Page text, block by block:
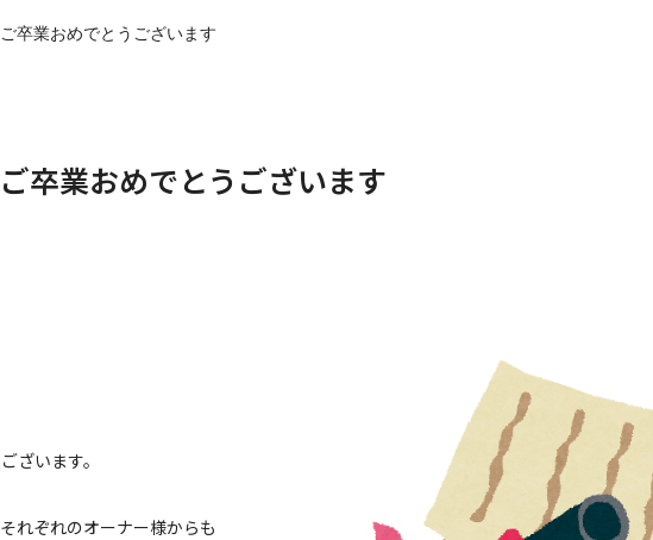
卒業おめでとうございます
卒業おめでとうございます
ざいます。
れぞれのオーナー様からも